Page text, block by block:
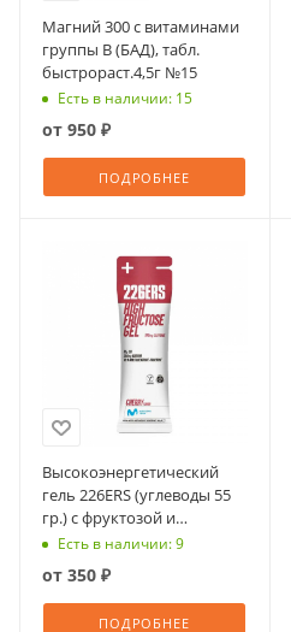
Магний 300 с витаминами
группы В (БАД), табл.
быстрораст.4,5г №15
Есть в наличии: 15
от 950 ₽
ПОДРОБНЕЕ
Высокоэнергетический
гель 226ERS (углеводы 55
гр.) с фруктозой и
кофеином 160 мг., вкус
Есть в наличии: 9
от 350 ₽
ПОДРОБНЕЕ